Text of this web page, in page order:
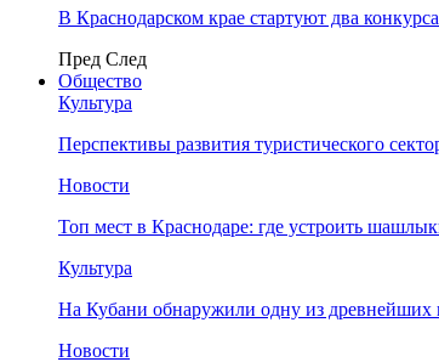
В Краснодарском крае стартуют два
Пред След
Общество
Культура
Перспективы развития туристического
Новости
Топ мест в Краснодаре: где устроить
Культура
На Кубани обнаружили одну из древнейших
Новости